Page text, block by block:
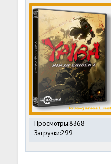
Просмотры:8868
Загрузки:299